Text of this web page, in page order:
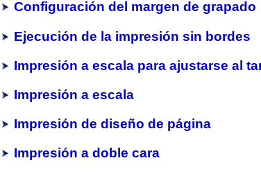
Configuración del margen de grapado
Ejecución de la impresión sin bordes
Impresión a escala para ajustarse al
Impresión a escala
Impresión de diseño de página
Impresión a doble cara